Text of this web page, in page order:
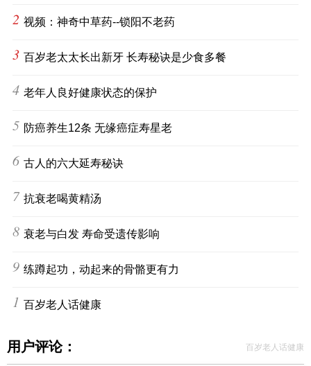
2 视频：神奇中草药--锁阳不老药
3 百岁老太太长出新牙 长寿秘诀是少食多餐
4 老年人良好健康状态的保护
5 防癌养生12条 无缘癌症寿星老
6 古人的六大延寿秘诀
7 抗衰老喝黄精汤
8 衰老与白发 寿命受遗传影响
9 练蹲起功，动起来的骨骼更有力
10百岁老人话健康
用户评论： 百岁老人话健康